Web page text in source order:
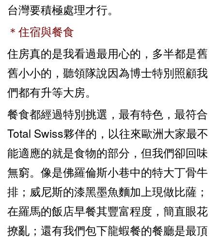
台灣要積極處理才行。
＊住宿與餐食
住房真的是我看過最用心的，多半都是舊
舊小小的，聽領隊說因為博士特別照顧我
們都有升等大房。
餐食都經過特別挑選，最有特色，最符合
Total Swiss夥伴的，以往來歐洲大家最不
能適應的就是食物的部分，但我們卻回味
無窮。像是佛羅倫斯小巷中的特大丁骨牛
排；威尼斯的漆黑墨魚麵加上現做比薩；
在羅馬的飯店早餐其豐富程度，簡直眼花
撩亂；還有我們包下龍蝦餐的餐廳是最頂